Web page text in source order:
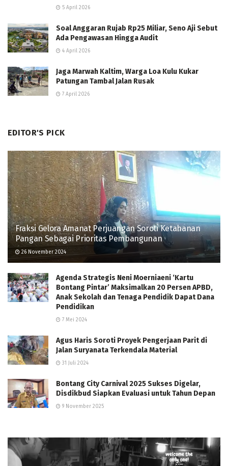
5 April 2026
Soal Anggaran Rujab Rp25 Miliar, Seno Aji Sebut
Ada Pengawasan Hingga Audit
4 April 2026
Jaga Marwah Kaltim, Warga Loa Kulu Kukar
Patungan Tambal Jalan Rusak
7 April 2026
EDITOR'S PICK
Fraksi Gelora Amanat Perjuangan Soroti Ketahanan
Pangan Sebagai Prioritas Pembangunan
26 November 2024
Agenda Strategis Neni Moerniaeni ‘Kartu
Bontang Pintar’ Maksimalkan 20 Persen APBD,
Anak Sekolah dan Tenaga Pendidik Dapat Dana
Pendidikan
7 Mei 2024
Agus Haris Soroti Proyek Pengerjaan Parit di
Jalan Suryanata Terkendala Material
31 Juli 2024
Bontang City Carnival 2025 Sukses Digelar,
Disdikbud Siapkan Evaluasi untuk Tahun Depan
9 November 2025